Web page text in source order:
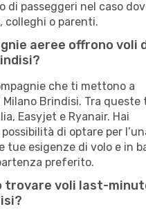
di passeggeri nel caso
colleghi o parenti.
aeree offrono voli
che ti mettono a
Brindisi. Tra queste
Easyjet e Ryanair. Hai
di optare per
tue esigenze di volo e in
preferito.
trovare voli last-